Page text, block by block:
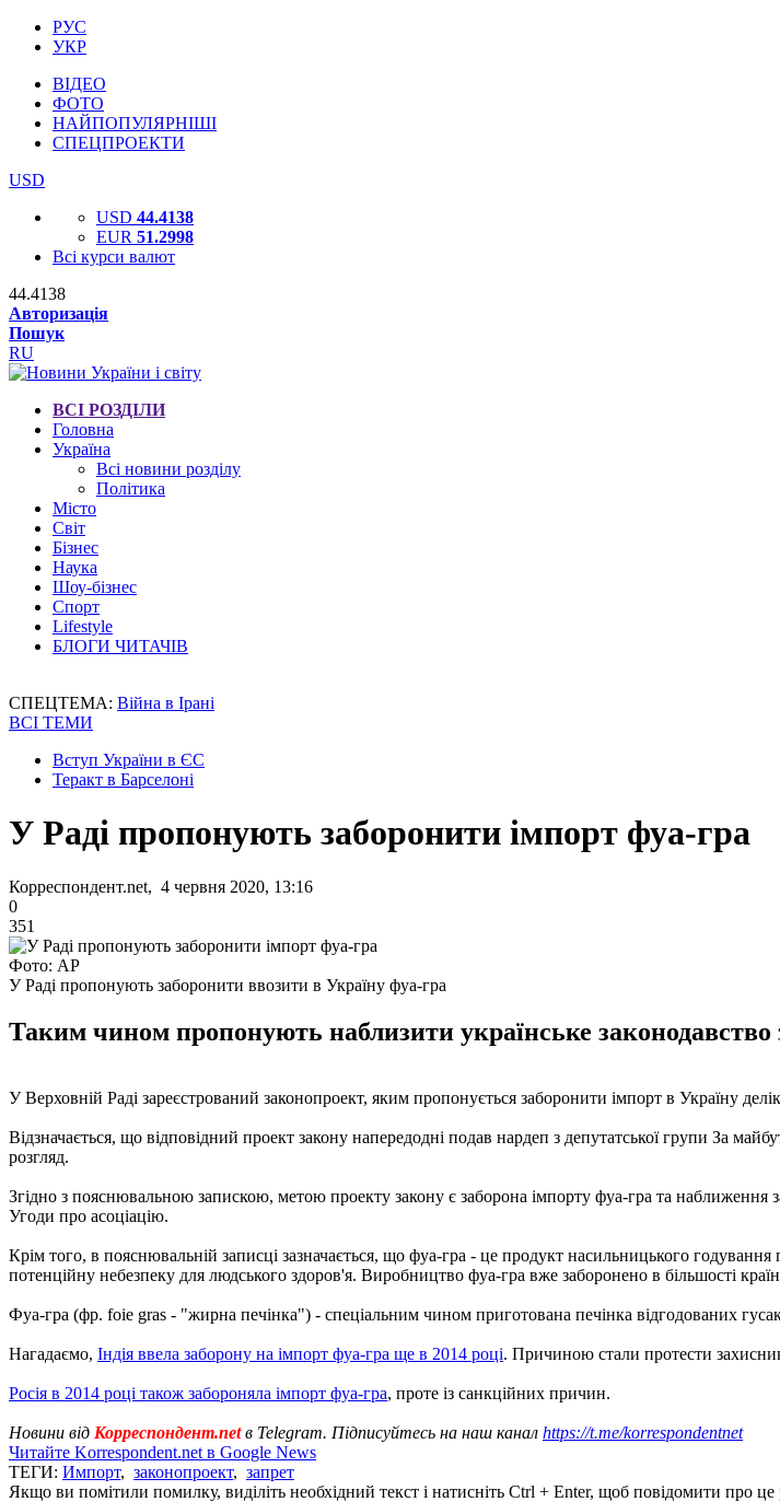
РУС
УКР
ВІДЕО
ФОТО
НАЙПОПУЛЯРНІШІ
СПЕЦПРОЕКТИ
USD
USD 44.4138
EUR 51.2998
Всі курси валют
44.4138
Авторизація
Пошук
RU
ВСІ РОЗДІЛИ
Головна
Україна
Всі новини розділу
Політика
Місто
Світ
Бізнес
Наука
Шоу-бізнес
Спорт
Lifestyle
БЛОГИ ЧИТАЧІВ
СПЕЦТЕМА: Війна в Ірані
ВСІ ТЕМИ
Вступ України в ЄС
Теракт в Барселоні
У Раді пропонують заборонити імпорт фуа-гра
Корреспондент.net, 4 червня 2020, 13:16
0
351
Фото: AP
У Раді пропонують заборонити ввозити в Україну фуа-гра
Таким чином пропонують наблизити українське
У Верховній Раді зареєстрований законопроект, яким пропонується заборонити імпорт в Україну
Відзначається, що відповідний проект закону напередодні подав нардеп з депутатської групи За
розгляд.
Згідно з пояснювальною запискою, метою проекту закону є заборона імпорту фуа-гра та наближення
Угоди про асоціацію.
Крім того, в пояснювальній записці зазначається, що фуа-гра - це продукт насильницького
потенційну небезпеку для людського здоров'я. Виробництво фуа-гра вже заборонено в більшості країн
Фуа-гра (фр. foie gras - "жирна печінка") - спеціальним чином приготована печінка відгодованих
Нагадаємо, Індія ввела заборону на імпорт фуа-гра ще в 2014 році. Причиною стали протести
Росія в 2014 році також забороняла імпорт фуа-гра, проте із санкційних причин.
Новини від Корреспондент.netв Telegram. Підписуйтесь на наш канал https://t.me/korrespondentnet
Читайте Korrespondent.net в Google News
ТЕГИ: Импорт, законопроект, запрет
Якщо ви помітили помилку, виділіть необхідний текст і натисніть Ctrl + Enter, щоб повідомити про це